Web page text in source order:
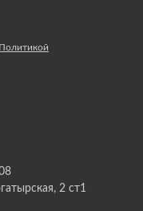
Политикой
2 ст1